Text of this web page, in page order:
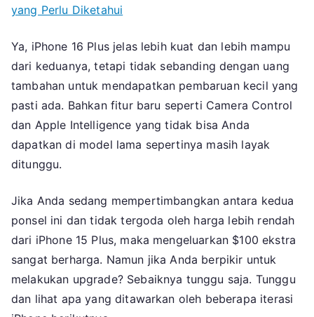
yang Perlu Diketahui
Ya, iPhone 16 Plus jelas lebih kuat dan lebih mampu
dari keduanya, tetapi tidak sebanding dengan uang
tambahan untuk mendapatkan pembaruan kecil yang
pasti ada. Bahkan fitur baru seperti Camera Control
dan Apple Intelligence yang tidak bisa Anda
dapatkan di model lama sepertinya masih layak
ditunggu.
Jika Anda sedang mempertimbangkan antara kedua
ponsel ini dan tidak tergoda oleh harga lebih rendah
dari iPhone 15 Plus, maka mengeluarkan $100 ekstra
sangat berharga. Namun jika Anda berpikir untuk
melakukan upgrade? Sebaiknya tunggu saja. Tunggu
dan lihat apa yang ditawarkan oleh beberapa iterasi